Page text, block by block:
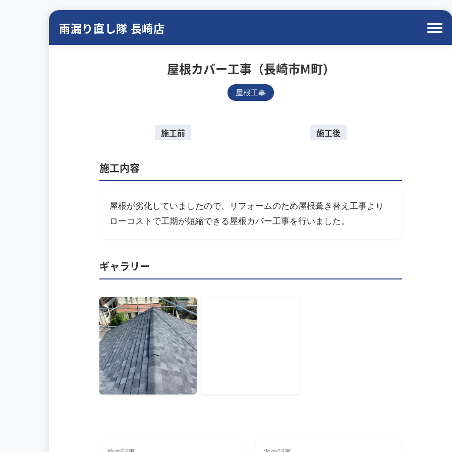
雨漏り直し隊 長崎店
屋根カバー工事（長崎市M町）
屋根工事
施工前 施工後
施工内容
屋根が劣化していましたので、リフォームのため屋根葺き替え工事より
ローコストで工期が短縮できる屋根カバー工事を行いました。
ギャラリー